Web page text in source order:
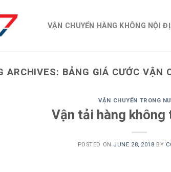
VẬN CHUYỂN HÀNG KHÔNG NỘI
ARCHIVES: BẢNG GIÁ CƯỚC VẬN
VẬN CHUYỂN TRONG
Vận tải hàng không
POSTED ON JUNE 28, 2018 BY